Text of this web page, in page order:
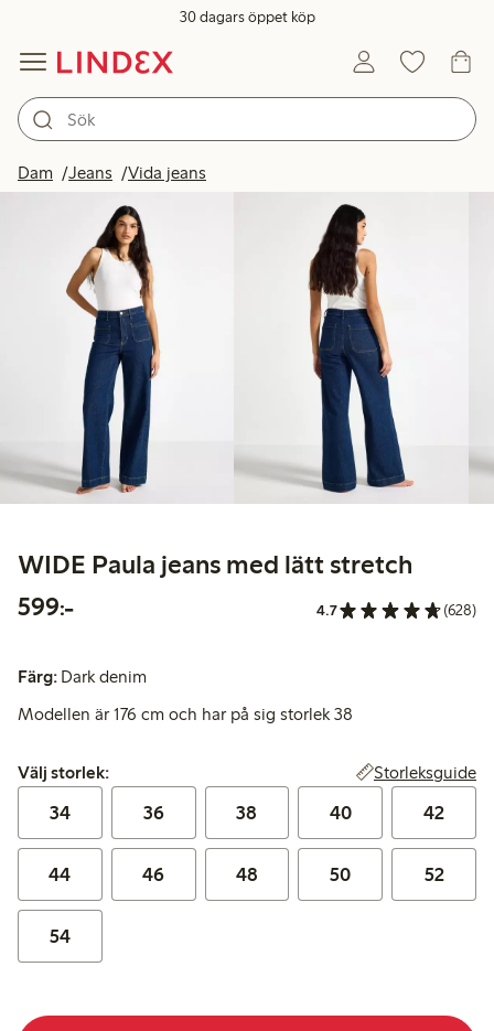
30 dagars öppet köp
Dam Jeans Vida jeans
WIDE Paula jeans med lätt stretch
599:-599,00 kr 4.7 (628)
Färg: Dark denim
Modellen är 176 cm och har på sig storlek 38
Välj storlek:
Välj storlek: Storleksguide
34 36 38 40 42
44 46 48 50 52
54